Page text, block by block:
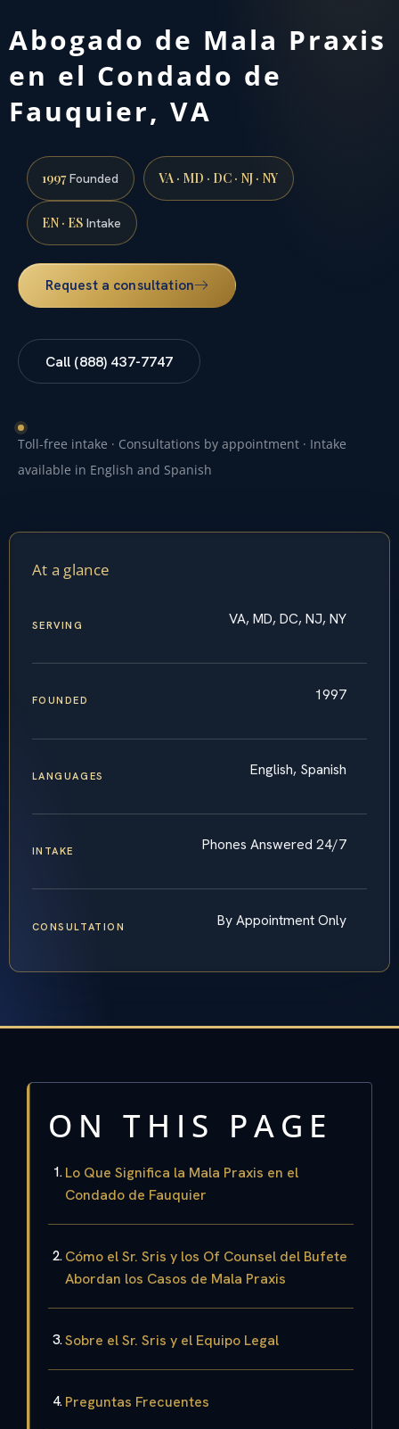
Abogado de Mala Praxis
en el Condado de
Fauquier, VA
1997Founded VA · MD · DC · NJ · NY
EN · ES Intake
Request a consultation
Call (888) 437-7747
Toll-free intake · Consultations by appointment · Intake
available in English and Spanish
At a glance
SERVING VA, MD, DC, NJ, NY
FOUNDED 1997
LANGUAGES English, Spanish
INTAKE Phones Answered 24/7
CONSULTATION By Appointment Only
ON THIS PAGE
Lo Que Significa la Mala Praxis en el
Condado de Fauquier
Cómo el Sr. Sris y los Of Counsel del Bufete
Abordan los Casos de Mala Praxis
Sobre el Sr. Sris y el Equipo Legal
Preguntas Frecuentes